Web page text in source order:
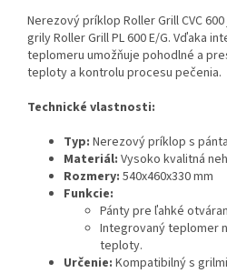
Nerezový príklop Roller Grill CVC
grily Roller Grill PL 600 E/G. Vďaka
teplomeru umožňuje pohodlné a
teploty a kontrolu procesu pečenia.
Technické vlastnosti:
Typ: Nerezový príklop s
Materiál: Vysoko kvalitná
Rozmery: 540x460x330 mm
Funkcie:
Pánty pre ľahké
Integrovaný teplomer
teploty.
Určenie: Kompatibilný s